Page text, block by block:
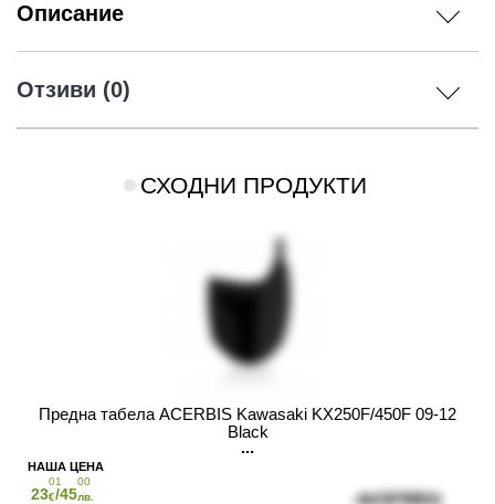
Описание
Отзиви (0)
СХОДНИ ПРОДУКТИ
Предна табела ACERBIS Kawasaki KX250F/450F 09-12
Black
23
01
€/45
00
лв.